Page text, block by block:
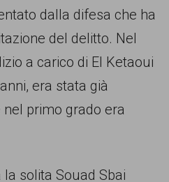
dalla difesa che ha
del delitto. Nel
a carico di El Ketaoui
era stata già
primo grado era
solita Souad Sbai